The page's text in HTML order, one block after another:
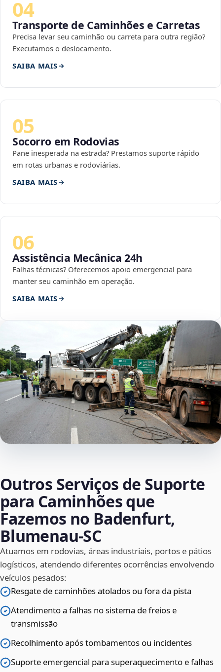
04
Transporte de Caminhões e Carretas
Precisa levar seu caminhão ou carreta para outra região?
Executamos o deslocamento.
SAIBA MAIS
05
Socorro em Rodovias
Pane inesperada na estrada? Prestamos suporte rápido
em rotas urbanas e rodoviárias.
SAIBA MAIS
06
Assistência Mecânica 24h
Falhas técnicas? Oferecemos apoio emergencial para
manter seu caminhão em operação.
SAIBA MAIS
Outros Serviços de Suporte
para Caminhões que
Fazemos no Badenfurt,
Blumenau‑SC
Atuamos em rodovias, áreas industriais, portos e pátios
logísticos, atendendo diferentes ocorrências envolvendo
veículos pesados:
Resgate de caminhões atolados ou fora da pista
Atendimento a falhas no sistema de freios e
transmissão
Recolhimento após tombamentos ou incidentes
Suporte emergencial para superaquecimento e falhas